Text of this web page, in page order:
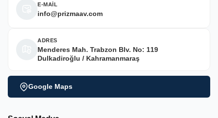
E-MAİL
info@prizmaav.com
ADRES
Menderes Mah. Trabzon Blv. No: 119
Dulkadiroğlu / Kahramanmaraş
Google Maps